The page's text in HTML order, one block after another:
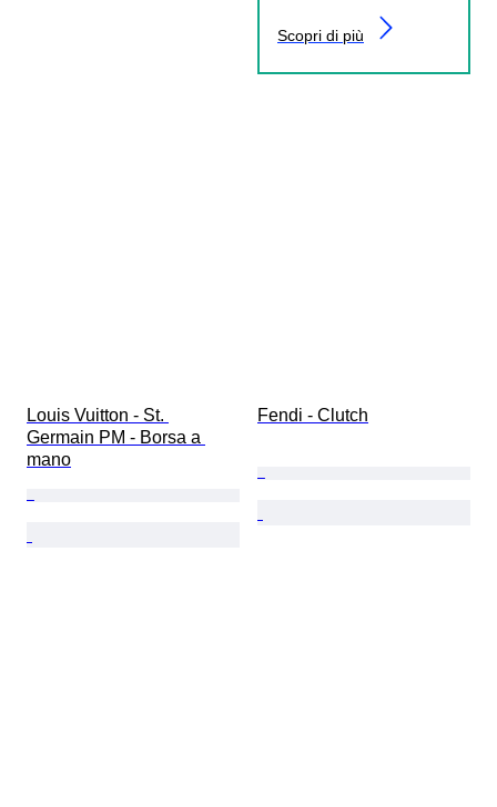
Scopri di più
Louis Vuitton - St.
Germain PM - Borsa a
mano
Fendi - Clutch